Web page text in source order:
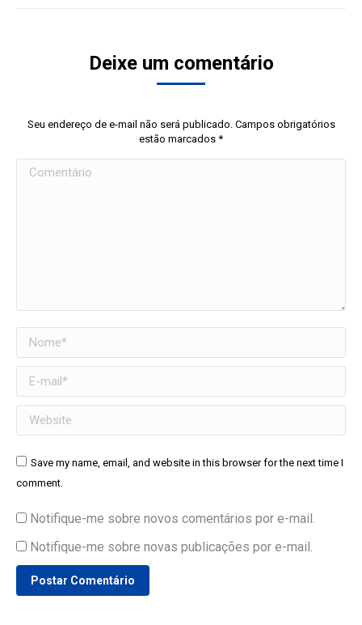
Deixe um comentário
Seu endereço de e-mail não será publicado. Campos obrigatórios
estão marcados *
Comentário
Nome *
E-mail *
Website
Save my name, email, and website in this browser for the next time I
comment.
Notifique-me sobre novos comentários por e-mail.
Notifique-me sobre novas publicações por e-mail.
Postar Comentário